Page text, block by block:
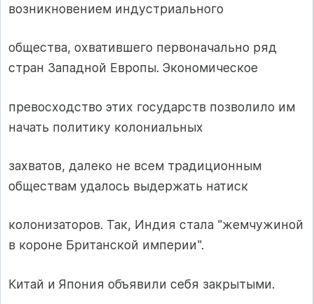
возникновением индустриального
общества, охватившего первоначально ряд
стран Западной Европы. Экономическое
превосходство этих государств позволило им
начать политику колониальных
захватов, далеко не всем традиционным
обществам удалось выдержать натиск
колонизаторов. Так, Индия стала "жемчужиной
в короне Британской империи".
Китай и Япония объявили себя закрытыми.